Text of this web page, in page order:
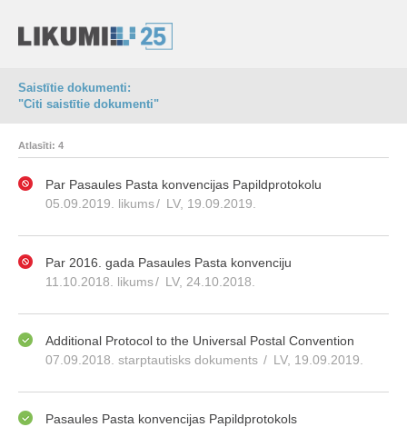
Saistītie dokumenti:
"Citi saistītie dokumenti"
Atlasīti: 4
Par Pasaules Pasta konvencijas Papildprotokolu
05.09.2019. likums/ LV, 19.09.2019.
Par 2016. gada Pasaules Pasta konvenciju
11.10.2018. likums/ LV, 24.10.2018.
Additional Protocol to the Universal Postal Convention
07.09.2018. starptautisks dokuments / LV, 19.09.2019.
Pasaules Pasta konvencijas Papildprotokols